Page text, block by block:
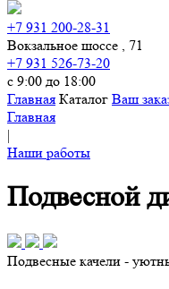
+7 931 200-28-31
Вокзальное шоссе , 71
+7 931 526-73-20
с 9:00 до 18:00
Главная Каталог Ваш
Главная
|
Наши работы
Подвесной
Подвесные качели -